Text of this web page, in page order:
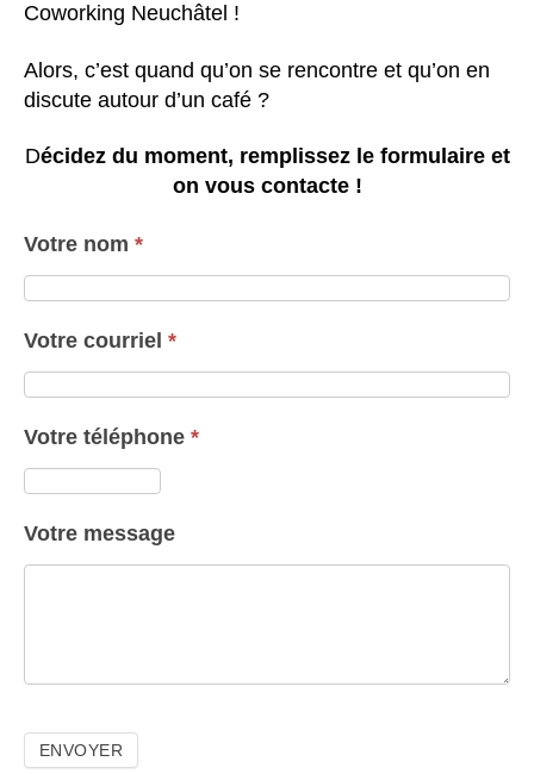
Coworking Neuchâtel !
Alors, c’est quand qu’on se rencontre et qu’on en
discute autour d’un café ?
Décidez du moment, remplissez le formulaire et
on vous contacte !
Votre nom *
Votre courriel *
Votre téléphone *
Votre message